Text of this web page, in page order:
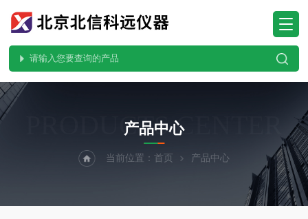
PRODUCTS CENTER
产品中心
当前位置： 首页 产品中心